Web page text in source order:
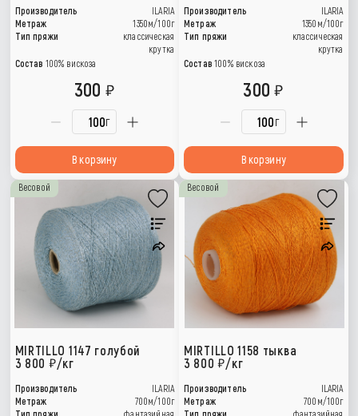
Производитель
ILARIA
Метраж
1350м/100г
Тип пряжи
классическая
крутка
Состав 100% вискоза
г
300
В корзину
Производитель
ILARIA
Метраж
1350м/100г
Тип пряжи
классическая
крутка
Состав 100% вискоза
г
300
В корзину
Весовой
MIRTILLO 1147 голубой
3 800
/кг
Производитель
ILARIA
Метраж
700м/100г
Тип пряжи
фантазийная
Весовой
MIRTILLO 1158 тыква
3 800 /кг
Производитель
ILARIA
Метраж
700м/100г
Тип пряжи
фантазийная